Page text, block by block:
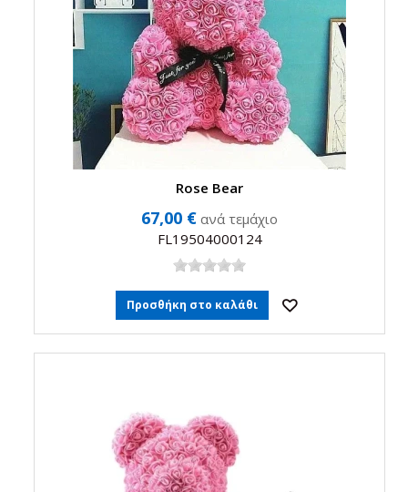
Rose Bear
67,00 € ανά τεμάχιο
FL19504000124
Προσθήκη στο καλάθι